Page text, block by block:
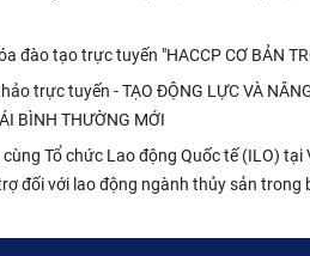
đào tạo trực tuyến "HACCP CƠ BẢN
trực tuyến - TẠO ĐỘNG LỰC VÀ
BÌNH THƯỜNG MỚI
cùng Tổ chức Lao động Quốc tế (ILO)
đối với lao động ngành thủy sản